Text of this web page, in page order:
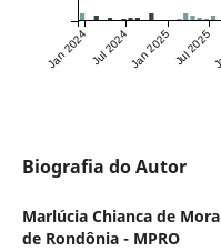
Jan 2024Jul 2024Jan 2025Jul 2025
Biografia do Autor
Marlúcia Chianca de
de Rondônia - MPRO